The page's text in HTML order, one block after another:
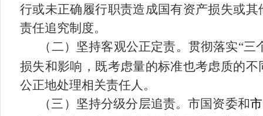
行或未正确履行职责造成国有资产损失或
责任追究制度。
（二）坚持客观公正定责。贯彻落实“三
损失和影响，既考虑量的标准也考虑质的
公正地处理相关责任人。
（三）坚持分级分层追责。市国资委和